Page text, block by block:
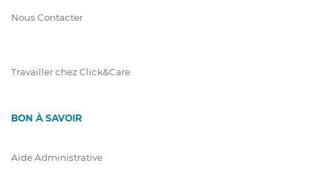
Nous Contacter
Travailler chez Click&Care
BON À SAVOIR
Aide Administrative